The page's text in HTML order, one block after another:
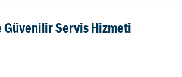
Güvenilir Servis Hizmeti